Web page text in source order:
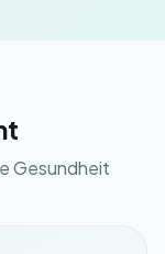
Gesundheit